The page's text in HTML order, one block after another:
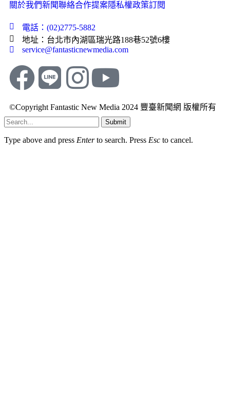
關於我們新聞聯絡合作提案隱私權政策訂閱
電話：(02)2775-5882
地址：台北市內湖區瑞光路188巷52號6樓
service@fantasticnewmedia.com
©Copyright Fantastic New Media 2024 豐臺新聞網 版權所有
Submit
Type above and press Enterto search. Press Esc to cancel.